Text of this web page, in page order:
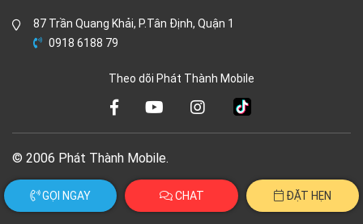
87 Trần Quang Khải, P.Tân Định, Quận 1
0918 6188 79
Theo dõi Phát Thành Mobile
© 2006 Phát Thành Mobile.
GỌI NGAY CHAT ĐẶT HẸN